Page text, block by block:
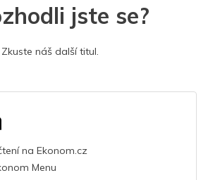
jste se?
Zkuste náš další titul.
na Ekonom.cz
Menu